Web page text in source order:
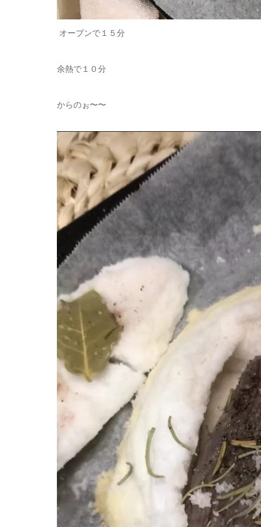
オーブンで１５分
余熱で１０分
からのぉ〜〜